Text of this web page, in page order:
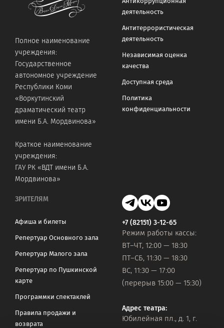
Полное наименование
учреждения:
Государственное
автономное учреждение
Республики Коми
«Воркутинский
драматический театр
имени Б.А. Мордвинова»
Краткое наименование
учреждения:
ГАУ РК «ВДТ имени Б.А.
Мордвинова»
деятельность
Антитеррористическая
деятельность
Независимая оценка
качества
Доступная среда
Политика
конфиденциальности
ЗРИТЕЛЯМ
Афиша и билеты
Репертуар Основного зала
Репертуар Малого зала
Репертуар по Пушкинской
карте
Программки спектаклей
Правила продажи и
возврата
+7 (82151) 3-12-65
Режим работы кассы:
ВТ–ЧТ, 12:00 — 18:30
ПТ–СБ, 11:30 — 18:30
ВС, 11:30 — 17:00
(перерыв 15:00 — 15:30)
Адрес театра:
Юбилейная пл., д. 1, г.